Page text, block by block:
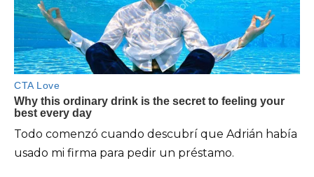
Todo comenzó cuando descubrí que Adrián había
usado mi firma para pedir un préstamo.